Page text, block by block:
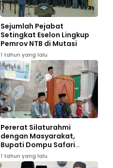
Sejumlah Pejabat
Setingkat Eselon Lingkup
Pemrov NTB di Mutasi
1 tahun yang lalu
Pererat Silaturahmi
dengan Masyarakat,
Bupati Dompu Safari
Ramadhan di Desa
Tanjung
1 tahun yang lalu